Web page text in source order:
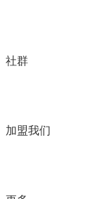
社群
加盟我们